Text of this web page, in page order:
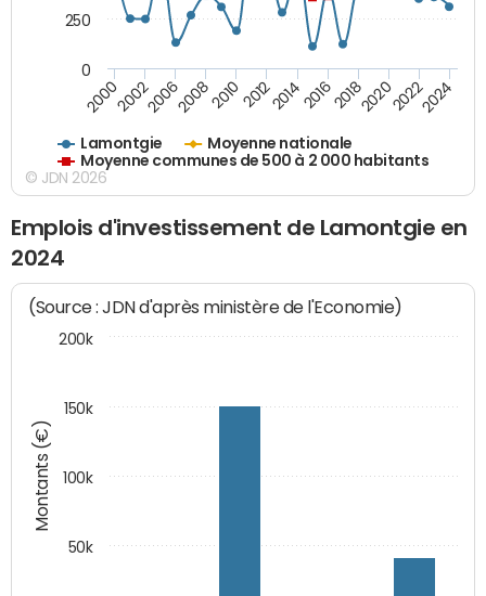
Lamontgie
Moyenne nationale
Moyenne communes de 500 à 2 000 habitants
200020022006200820102012201420162018202020222024
0
250
© JDN 2026
Emplois d'investissement de Lamontgie en
2024
Montants (€)
(Source : JDN d'après ministère de l'Economie)
50k
100k
150k
200k